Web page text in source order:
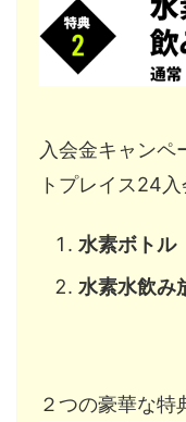
入会金キャンペ
トプレイス24
水素ボトル
水素水飲み
２つの豪華な特